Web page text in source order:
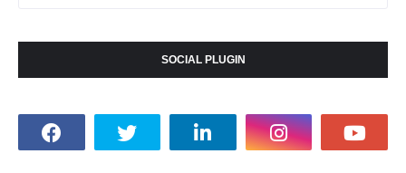
SOCIAL PLUGIN